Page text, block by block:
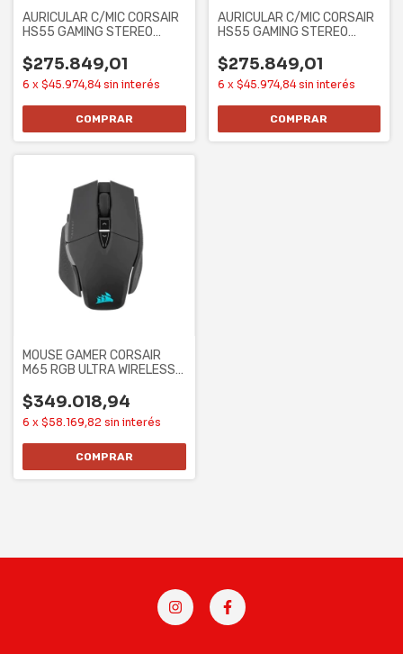
AURICULAR C/MIC CORSAIR
HS55 GAMING STEREO
$275.849,01
6 x $45.974,84 sin interés
AURICULAR C/MIC CORSAIR
HS55 GAMING STEREO
$275.849,01
6 x $45.974,84 sin interés
MOUSE GAMER CORSAIR
M65 RGB ULTRA WIRELESS
$349.018,94
6 x $58.169,82 sin interés